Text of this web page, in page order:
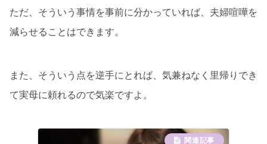
ただ、そういう事情を事前に分かっていれば、夫婦喧嘩を
減らせることはできます。
また、そういう点を逆手にとれば、気兼ねなく里帰りでき
て実母に頼れるので気楽ですよ。